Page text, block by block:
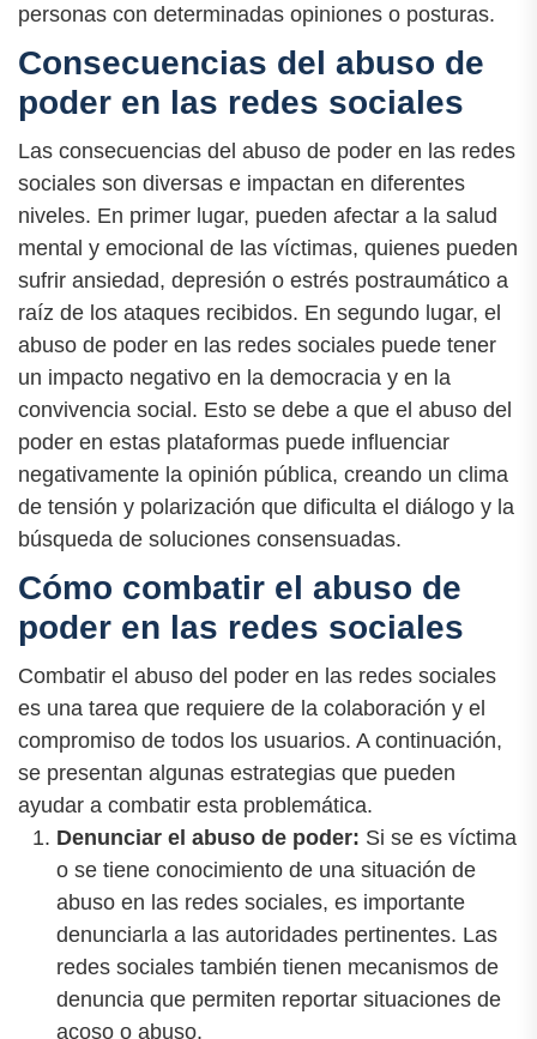
personas con determinadas opiniones o posturas.
Consecuencias del abuso de
poder en las redes sociales
Las consecuencias del abuso de poder en las redes
sociales son diversas e impactan en diferentes
niveles. En primer lugar, pueden afectar a la salud
mental y emocional de las víctimas, quienes pueden
sufrir ansiedad, depresión o estrés postraumático a
raíz de los ataques recibidos. En segundo lugar, el
abuso de poder en las redes sociales puede tener
un impacto negativo en la democracia y en la
convivencia social. Esto se debe a que el abuso del
poder en estas plataformas puede influenciar
negativamente la opinión pública, creando un clima
de tensión y polarización que dificulta el diálogo y la
búsqueda de soluciones consensuadas.
Cómo combatir el abuso de
poder en las redes sociales
Combatir el abuso del poder en las redes sociales
es una tarea que requiere de la colaboración y el
compromiso de todos los usuarios. A continuación,
se presentan algunas estrategias que pueden
ayudar a combatir esta problemática.
Denunciar el abuso de poder: Si se es víctima
o se tiene conocimiento de una situación de
abuso en las redes sociales, es importante
denunciarla a las autoridades pertinentes. Las
redes sociales también tienen mecanismos de
denuncia que permiten reportar situaciones de
acoso o abuso.